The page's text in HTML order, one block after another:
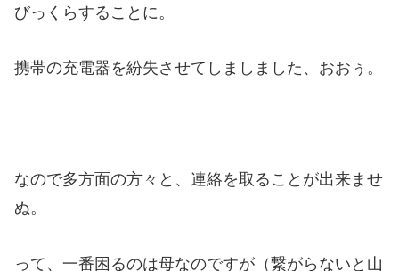
びっくらすることに。
携帯の充電器を紛失させてしましました、おおぅ。
なので多方面の方々と、連絡を取ることが出来ませ
ぬ。
って、一番困るのは母なのですが（繋がらないと山